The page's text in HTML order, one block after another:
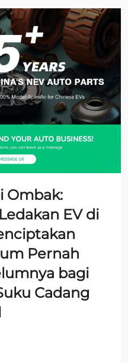
Ombak:
EV di
Pernah
bagi
Cadang